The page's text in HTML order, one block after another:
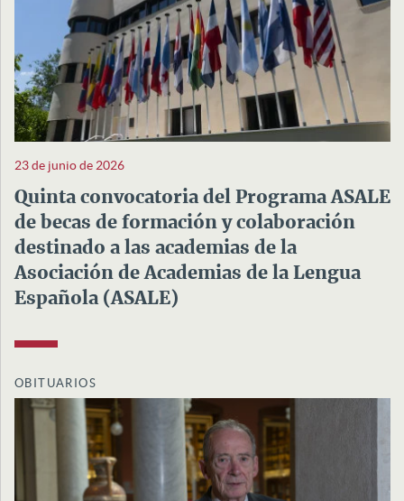
23 de junio de 2026
Quinta convocatoria del Programa ASALE
de becas de formación y colaboración
destinado a las academias de la
Asociación de Academias de la Lengua
Española (ASALE)
OBITUARIOS